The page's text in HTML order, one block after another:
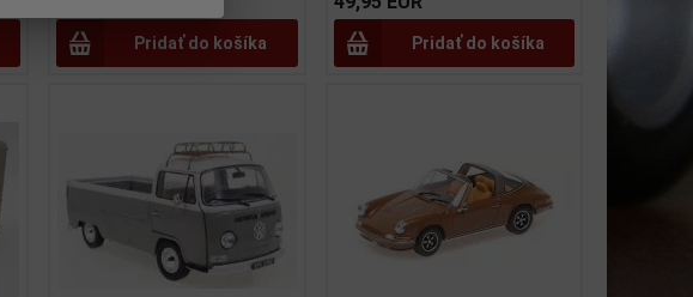
Pridať do košíka Pridať do košíka